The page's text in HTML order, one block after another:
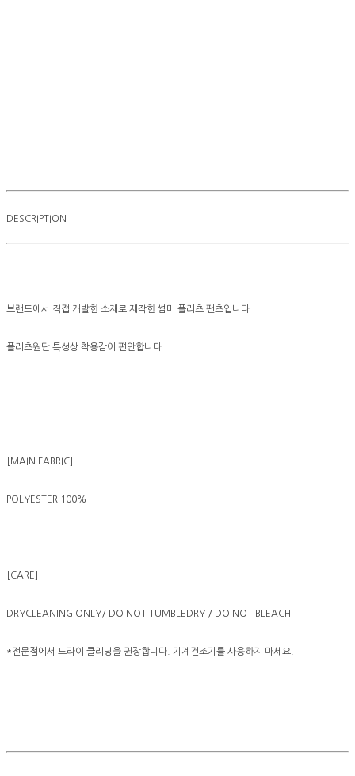
DESCRIPTION
브랜드에서 직접 개발한 소재로 제작한 썸머 플리츠 팬츠입니다.
플리츠원단 특성상 착용감이 편안합니다.
[MAIN FABRIC]
POLYESTER 100%
[CARE]
DRYCLEANING ONLY/ DO NOT TUMBLEDRY / DO NOT BLEACH
*전문점에서 드라이 클리닝을 권장합니다. 기계건조기를 사용하지 마세요.